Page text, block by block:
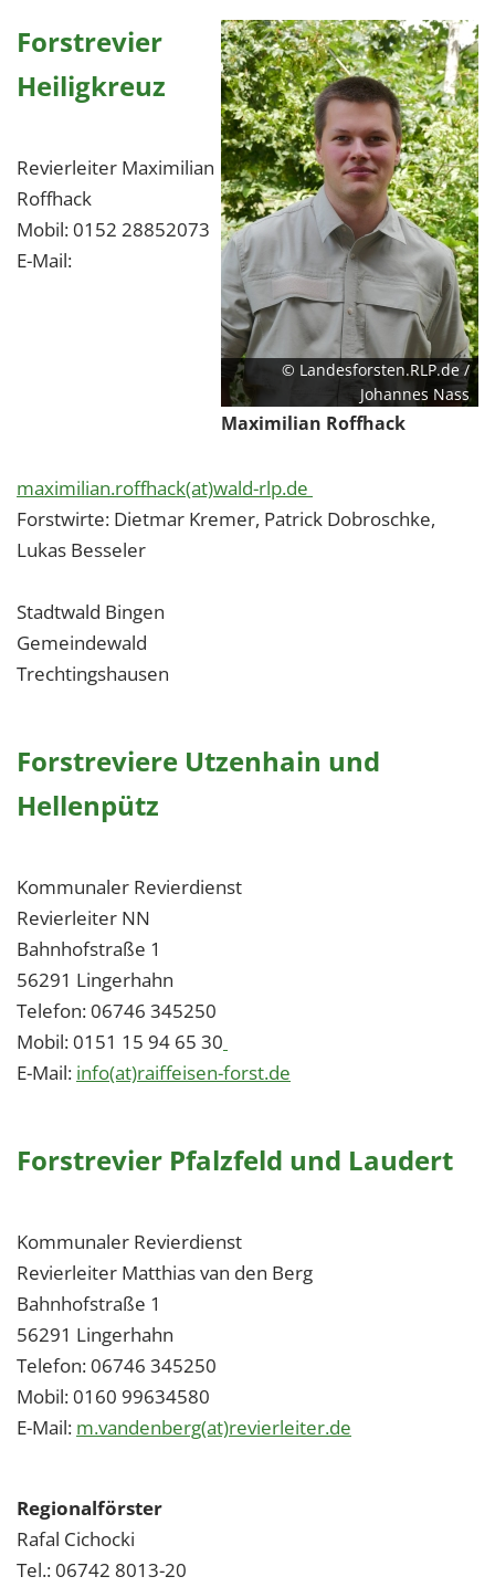
© Landesforsten.RLP.de /
Johannes Nass
Maximilian Roffhack
Forstrevier
Heiligkreuz
Revierleiter Maximilian
Roffhack
Mobil: 0152 28852073
E-Mail:
maximilian.roffhack(at)wald-rlp.de
Forstwirte: Dietmar Kremer, Patrick Dobroschke,
Lukas Besseler
Stadtwald Bingen
Gemeindewald
Trechtingshausen
Forstreviere Utzenhain und
Hellenpütz
Kommunaler Revierdienst
Revierleiter NN
Bahnhofstraße 1
56291 Lingerhahn
Telefon: 06746 345250
Mobil: 0151 15 94 65 30
E-Mail: info(at)raiffeisen-forst.de
Forstrevier Pfalzfeld und Laudert
Kommunaler Revierdienst
Revierleiter Matthias van den Berg
Bahnhofstraße 1
56291 Lingerhahn
Telefon: 06746 345250
Mobil: 0160 99634580
E-Mail: m.vandenberg(at)revierleiter.de
Regionalförster
Rafal Cichocki
Tel.: 06742 8013-20